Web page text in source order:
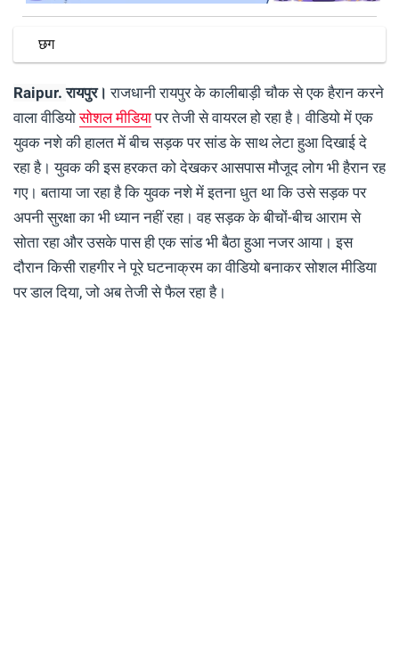
छग
Raipur.रायपुर। राजधानी रायपुर के कालीबाड़ी चौक से एक हैरान करने
वाला वीडियोसोशल मीडियापर तेजी से वायरल हो रहा है। वीडियो में एक
युवक नशे की हालत में बीच सड़क पर सांड के साथ लेटा हुआ दिखाई दे
रहा है। युवक की इस हरकत को देखकर आसपास मौजूद लोग भी हैरान रह
गए। बताया जा रहा है कि युवक नशे में इतना धुत था कि उसे सड़क पर
अपनी सुरक्षा का भी ध्यान नहीं रहा। वह सड़क के बीचों-बीच आराम से
सोता रहा और उसके पास ही एक सांड भी बैठा हुआ नजर आया। इस
दौरान किसी राहगीर ने पूरे घटनाक्रम का वीडियो बनाकर सोशल मीडिया
पर डाल दिया, जो अब तेजी से फैल रहा है।